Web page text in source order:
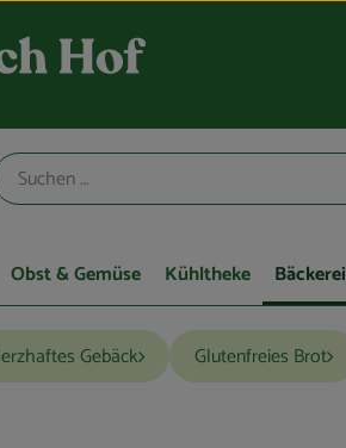
Obst & Gemüse Kühltheke Bäckerei
Gebäck Glutenfreies Brot